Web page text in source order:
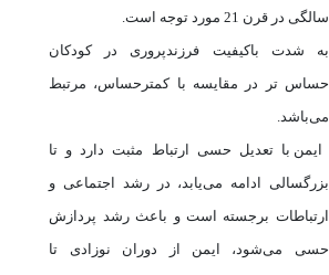
سالگی در قرن 21 مورد توجه است.
به شدت باکیفیت فرزندپروری در کودکان
حساس تر در مقایسه با کمترحساس، مرتبط
می‌باشد.
ایمن با تعدیل حسی ارتباط مثبت دارد و تا
بزرگسالی ادامه می‌یابد، در رشد اجتماعی و
ارتباطات برجسته است و باعث رشد پردازش
حسی می‌شود، ایمن از دوران نوزادی تا